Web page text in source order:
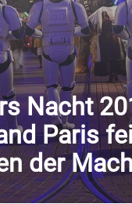
Nacht
Paris
der